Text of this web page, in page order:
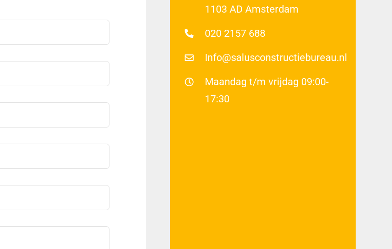
1103 AD Amsterdam
020 2157 688
Info@salusconstructiebureau.nl
Maandag t/m vrijdag 09:00-
17:30